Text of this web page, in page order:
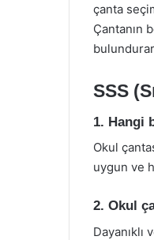
çanta
Çantanın
SSS
1. Hangi
Okul
uygun ve
2. Okul